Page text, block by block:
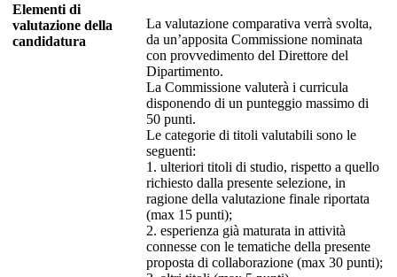
Elementi di
valutazione della
candidatura
La valutazione comparativa verrà svolta,
da un’apposita Commissione nominata
con provvedimento del Direttore del
Dipartimento.
La Commissione valuterà i curricula
disponendo di un punteggio massimo di
50 punti.
Le categorie di titoli valutabili sono le
seguenti:
1. ulteriori titoli di studio, rispetto a quello
richiesto dalla presente selezione, in
ragione della valutazione finale riportata
(max 15 punti);
2. esperienza già maturata in attività
connesse con le tematiche della presente
proposta di collaborazione (max 30 punti);